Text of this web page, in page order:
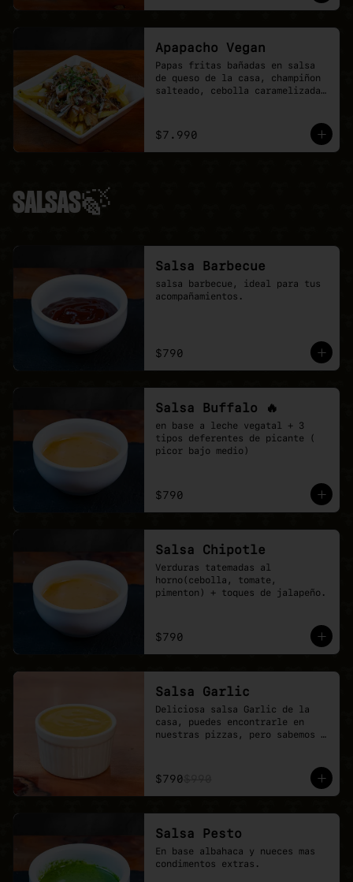
Apapacho Vegan
Papas fritas bañadas en salsa
de queso de la casa, champiñon
salteado, cebolla caramelizada,
$7.990
SALSAS🍃
Salsa Barbecue
salsa barbecue, ideal para tus
acompañamientos.
$790
Salsa Buffalo 🔥
en base a leche vegatal + 3
tipos deferentes de picante (
picor bajo medio)
$790
Salsa Chipotle
Verduras tatemadas al
horno(cebolla, tomate,
pimenton) + toques de jalapeño.
$790
Salsa Garlic
Deliciosa salsa Garlic de la
casa, puedes encontrarle en
nuestras pizzas, pero sabemos
$790
Salsa Pesto
En base albahaca y nueces mas
condimentos extras.